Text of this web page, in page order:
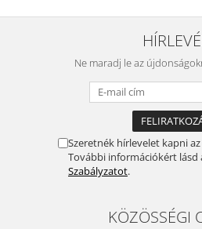
Ne maradj le az
Szeretnék hírlevelet kapni
További információkért lásd
Szabályzatot.
KÖZÖSSÉGI